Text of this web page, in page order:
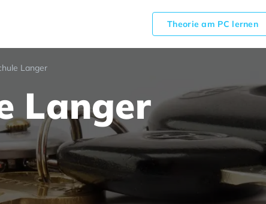
Theorie am PC lernen
Langer
Langer